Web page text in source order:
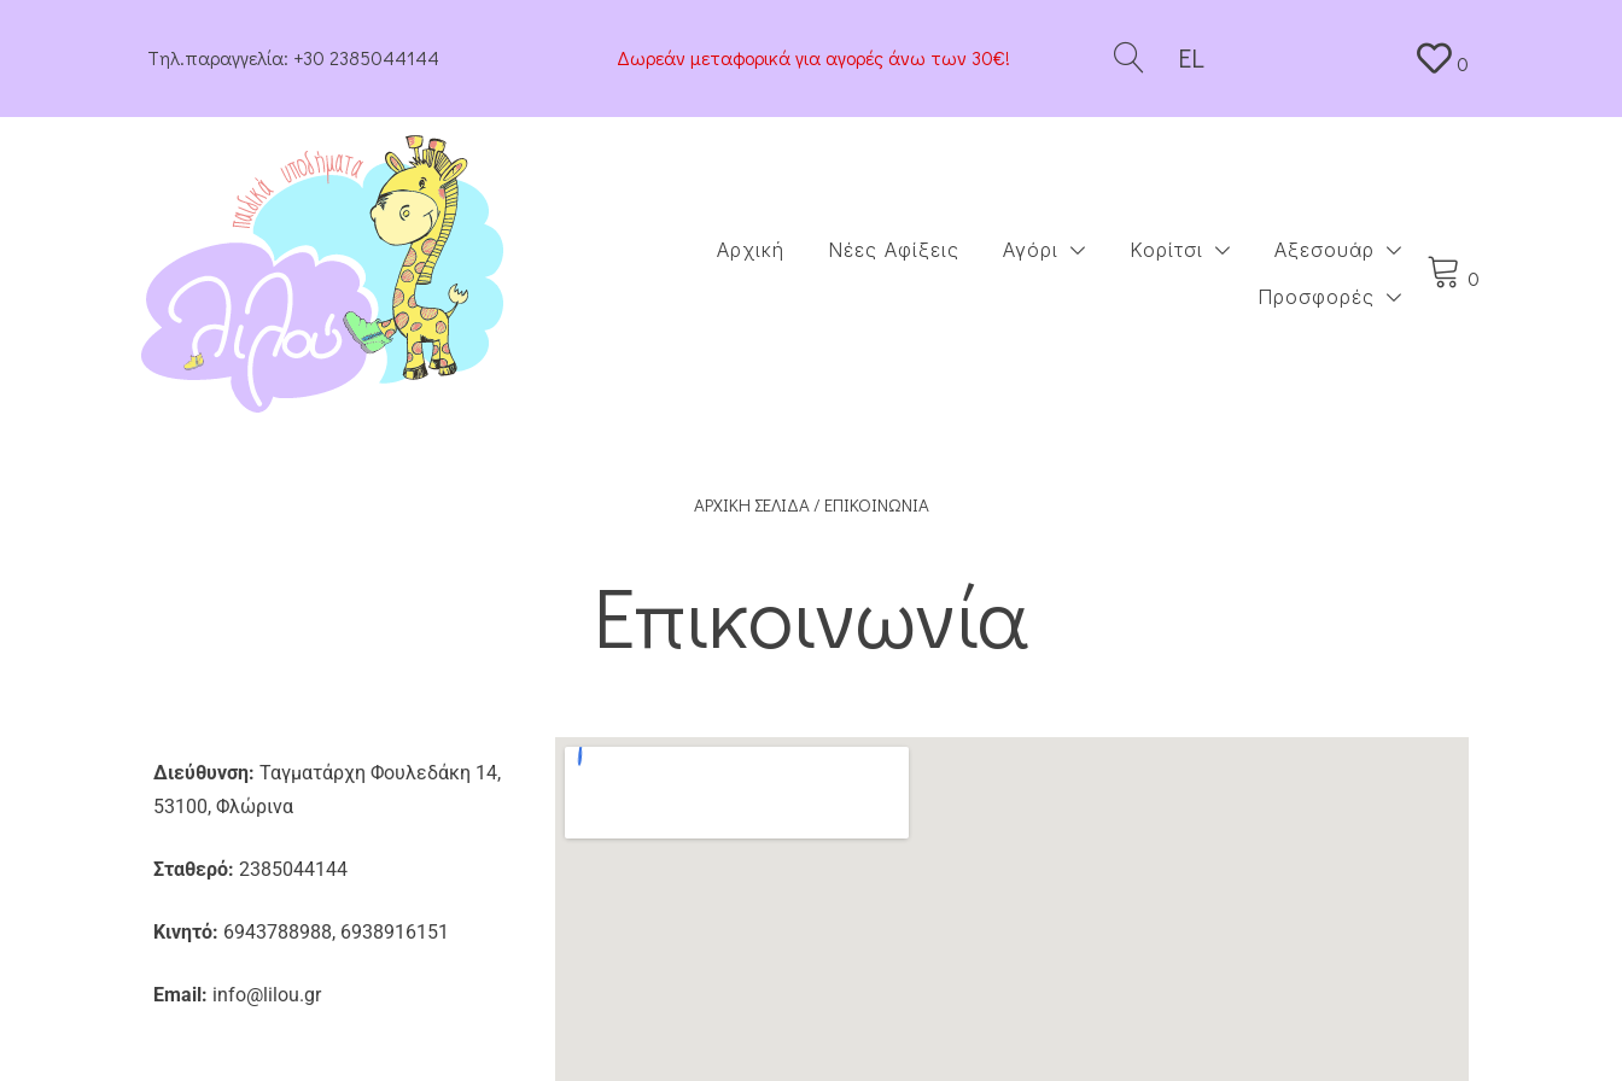
Tηλ.παραγγελία: +30 2385044144 Δωρεάν μεταφορικά για αγορές άνω των 30€! EL 0
Αρχική Νέες Αφίξεις Αγόρι Κορίτσι
Αξεσουάρ
Προσφορές
0
ΑΡΧΙΚΉ ΣΕΛΊΔΑ / ΕΠΙΚΟΙΝΩΝΊΑ
Επικοινωνία
Διεύθυνση: Ταγματάρχη Φουλεδάκη 14,
53100, Φλώρινα
Σταθερό: 2385044144
Κινητό: 6943788988, 6938916151
Email: info@lilou.gr